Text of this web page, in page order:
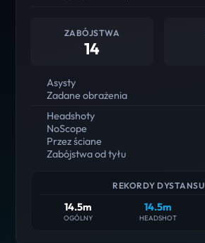
ZABÓJSTWA
14
Asysty
Zadane obrażenia
Headshoty
NoScope
Przez ściane
Zabójstwa od tyłu
REKORDY DYSTANSU
14.5m
OGÓLNY
14.5m
HEADSHOT